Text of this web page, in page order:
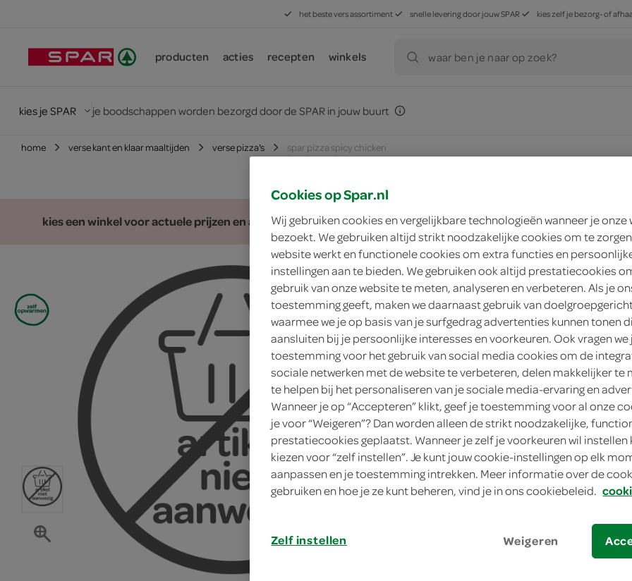
het beste vers assortiment snelle levering door jouw SPAR kies zelf je bezorg- of
producten acties recepten winkels waar ben je naar op zoek?
kies je SPAR je boodschappen worden bezorgd door de SPAR in jouw buurt
home verse kant en klaar maaltijden verse pizza's spar pizza spicy chicken
kies een winkel voor actuele prijzen en assortiment zoek winkel
Spar pizza spicy
Spar
1 Stuks
Dit product is niet meer leverbaar vanuit
Let op: aanbiedingen zijn niet
verwerkt in de winkelmand.
pizzabodem, tomatensaus, mozzarella,
binnen enkele minuten afgebakken
Cookies op Spar.nl
Wij gebruiken cookies en vergelijkbare technologieën wanneer je onze
bezoekt. We gebruiken altijd strikt noodzakelijke cookies om te
website werkt en functionele cookies om extra functies en
instellingen aan te bieden. We gebruiken ook altijd prestatiecookies
gebruik van onze website te meten, analyseren en verbeteren. Als je
toestemming geeft, maken we daarnaast gebruik van
waarmee we je op basis van je surfgedrag advertenties kunnen tonen
aansluiten bij je persoonlijke interesses en voorkeuren. Ook vragen we
toestemming voor het gebruik van social media cookies om de
sociale netwerken met de website te verbeteren, delen makkelijker te
te helpen bij het personaliseren van je sociale media-ervaring en
Wanneer je op “Accepteren” klikt, geef je toestemming voor al onze
je voor “Weigeren”? Dan worden alleen de strikt noodzakelijke,
prestatiecookies geplaatst. Wanneer je zelf je voorkeuren wil instellen
kiezen voor “zelf instellen”. Je kunt jouw cookie-instellingen op elk
aanpassen en je toestemming intrekken. Meer informatie over de
gebruiken en hoe je ze kunt beheren, vind je in ons cookiebeleid.
Zelf instellen Weigeren